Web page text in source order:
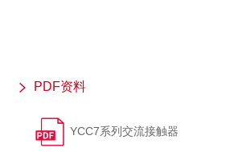
PDF资料
YCC7系列交流接触器